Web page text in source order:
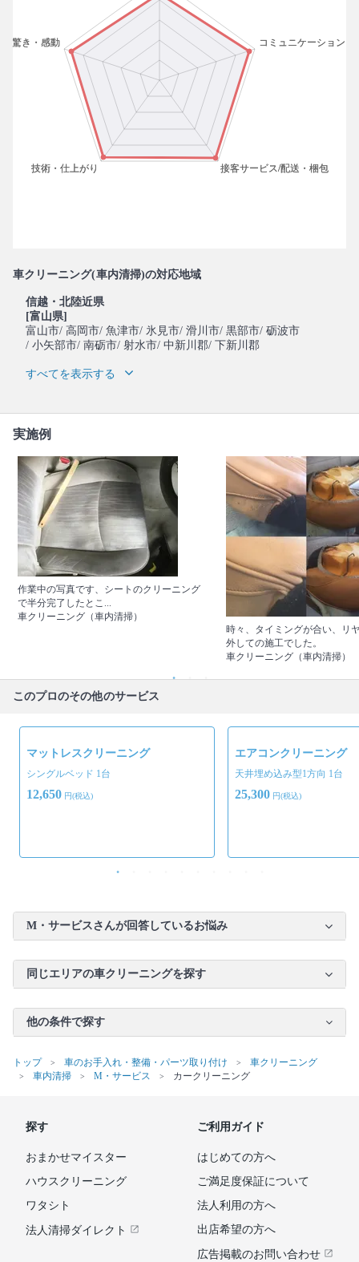
車クリーニング(車内清掃)の対応地域
信越・北陸近県
[富山県]
富山市/ 高岡市/ 魚津市/ 氷見市/ 滑川市/ 黒部市/ 砺波市
/ 小矢部市/ 南砺市/ 射水市/ 中新川郡/ 下新川郡
すべてを表示する
実施例
作業中の写真です、シートのクリーニング
で半分完了したとこ...
車クリーニング（車内清掃）
時々、タイミングが合い、リ
外しての施工でした。
車クリーニング（車内清掃）
このプロのその他のサービス
マットレスクリーニング
シングルベッド 1台
12,650 円(税込)
エアコンクリーニング
天井埋め込み型1方向 1台
25,300 円(税込)
M・サービスさんが回答しているお悩み
同じエリアの車クリーニングを探す
他の条件で探す
トップ 車のお手入れ・整備・パーツ取り付け
車クリーニング
車内清掃
M・サービス カークリーニング
探す
おまかせマイスター
ハウスクリーニング
ワタシト
法人清掃ダイレクト
ご利用ガイド
はじめての方へ
ご満足度保証について
法人利用の方へ
出店希望の方へ
広告掲載のお問い合わせ